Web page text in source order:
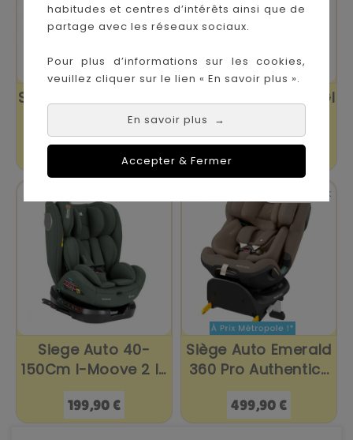
habitudes et centres d’intérêts ainsi que de
partage avec les réseaux sociaux.
Pour plus d’informations sur les cookies,
veuillez cliquer sur le lien « En savoir plus ».
En savoir plus →
Accepter & Fermer
Siège Auto Sirona GI
I-Size Plus...
Siège Auto Sirona GI
I-Size Plus...
Siege Auto 40-
150Cm I-Moove 2 I-
Size...
Prix
199,90 €
En stock
Siège Auto Emerald
360 Pro Authentic...
Prix
499,90 €